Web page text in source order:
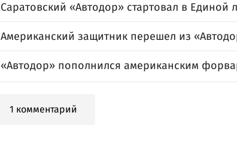
Саратовский «Автодор» стартовал в Единой
Американский защитник перешел из
«Автодор» пополнился американским
1 комментарий